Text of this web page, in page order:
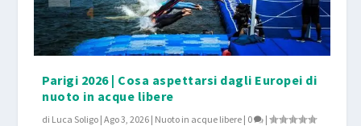
Italiani Master di Nuoto in Acque libere, tutti a
...
Parigi 2026 | Cosa aspettarsi dagli Europei di
nuoto in acque libere
di Luca Soligo |Ago 3, 2026 | Nuoto in acque libere | 0 |